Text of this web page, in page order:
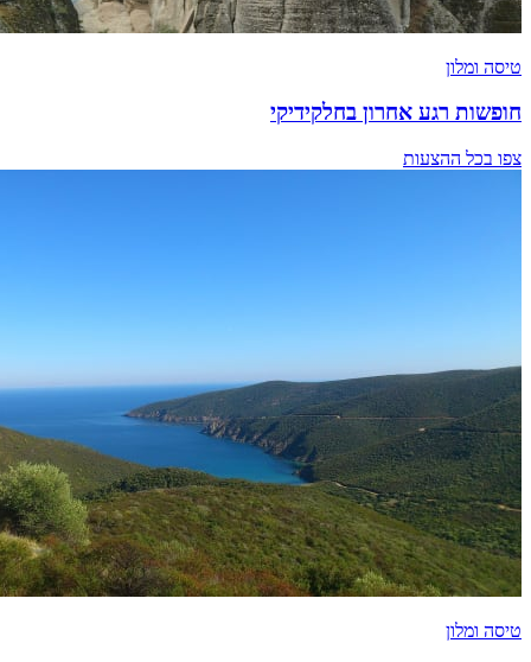
טיסה ומלון
חופשות רגע אחרון בחלקידיקי
צפו בכל ההצעות
טיסה ומלון